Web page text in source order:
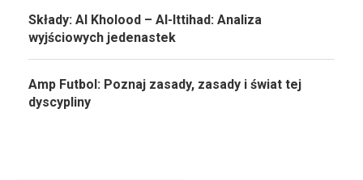
Składy: Al Kholood – Al-Ittihad: Analiza
wyjściowych jedenastek
Amp Futbol: Poznaj zasady, zasady i świat tej
dyscypliny